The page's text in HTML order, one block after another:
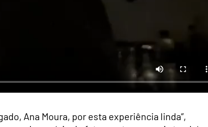
Ana Moura, por esta experiência linda”,